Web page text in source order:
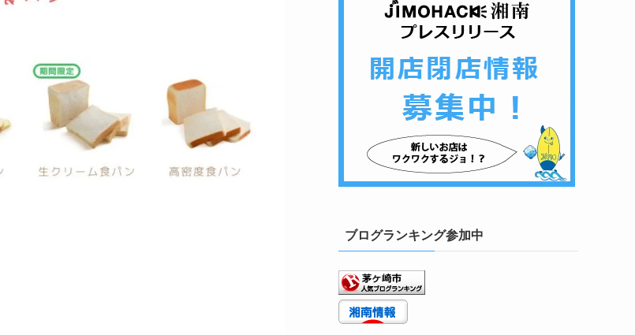
ブログランキング参加中